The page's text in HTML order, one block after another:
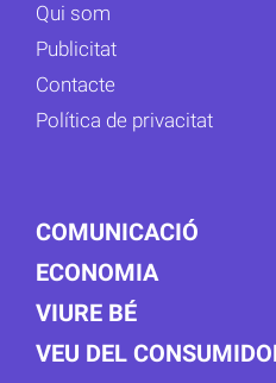
Qui som
Publicitat
Contacte
Política de privacitat
COMUNICACIÓ
ECONOMIA
VIURE BÉ
VEU DEL